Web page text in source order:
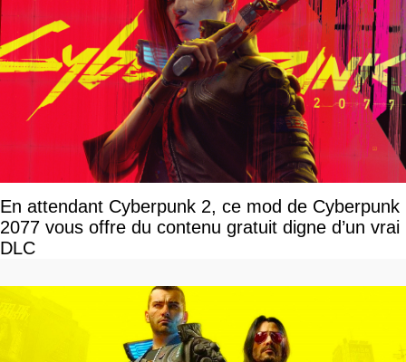
En attendant Cyberpunk 2, ce mod de Cyberpunk
2077 vous offre du contenu gratuit digne d’un vrai
DLC